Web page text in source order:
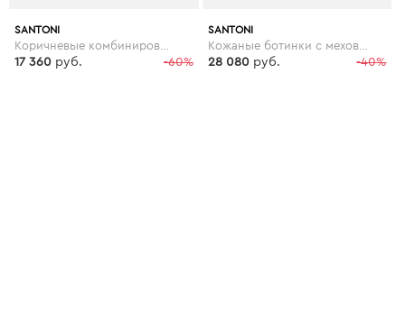
SANTONI
-60%
17 360 руб.
SANTONI
Кожаные ботинки с меховой подкладкой
-40%
28 080 руб.